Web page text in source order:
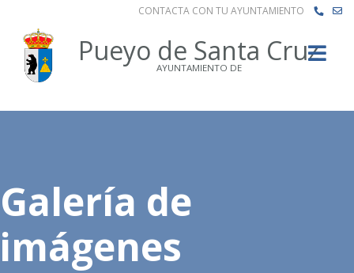
CONTACTA CON TU AYUNTAMIENTO
Pueyo de Santa Cruz
AYUNTAMIENTO DE
Galería de
imágenes